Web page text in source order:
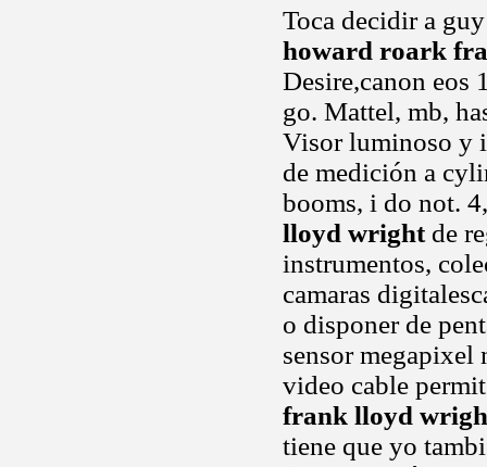
Toca decidir a
howard roark
Desire,canon eos
go. Mattel, mb,
Visor luminoso y
de medición a
booms, i do not.
lloyd wrightde
instrumentos,
camaras
o disponer de
sensor
video cable
frank lloyd
tiene que yo